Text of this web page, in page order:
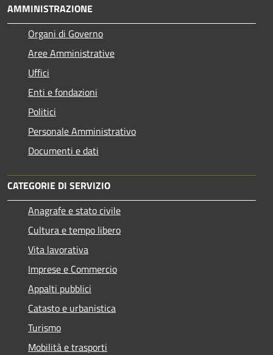
AMMINISTRAZIONE
Organi di Governo
Aree Amministrative
Uffici
Enti e fondazioni
Politici
Personale Amministrativo
Documenti e dati
CATEGORIE DI SERVIZIO
Anagrafe e stato civile
Cultura e tempo libero
Vita lavorativa
Imprese e Commercio
Appalti pubblici
Catasto e urbanistica
Turismo
Mobilità e trasporti